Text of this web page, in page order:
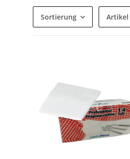
Sortierung Artikel